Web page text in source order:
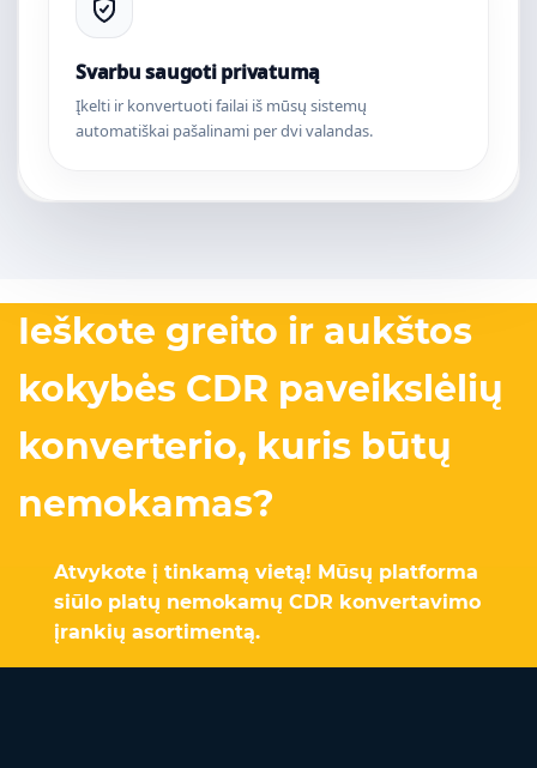
Svarbu saugoti privatumą
Įkelti ir konvertuoti failai iš mūsų sistemų
automatiškai pašalinami per dvi valandas.
Ieškote greito ir aukštos
kokybės CDR paveikslėlių
konverterio, kuris būtų
nemokamas?
Atvykote į tinkamą vietą! Mūsų platforma
siūlo platų nemokamų CDR konvertavimo
įrankių asortimentą.